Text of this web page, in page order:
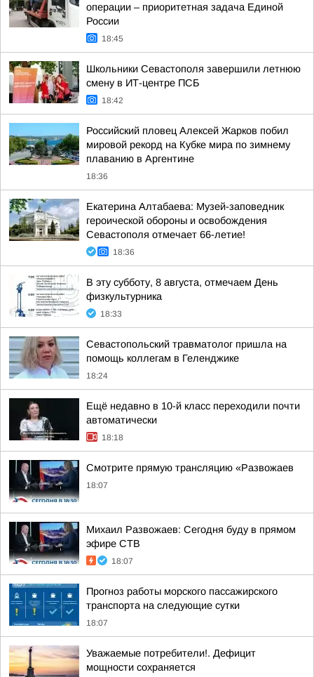
операции – приоритетная задача Единой
России
18:45
Школьники Севастополя завершили летнюю
смену в ИТ-центре ПСБ
18:42
Российский пловец Алексей Жарков побил
мировой рекорд на Кубке мира по зимнему
плаванию в Аргентине
18:36
Екатерина Алтабаева: Музей-заповедник
героической обороны и освобождения
Севастополя отмечает 66-летие!
18:36
В эту субботу, 8 августа, отмечаем День
физкультурника
18:33
Севастопольский травматолог пришла на
помощь коллегам в Геленджике
18:24
Ещё недавно в 10-й класс переходили почти
автоматически
18:18
Смотрите прямую трансляцию «Развожаев
18:07
Михаил Развожаев: Сегодня буду в прямом
эфире СТВ
18:07
Прогноз работы морского пассажирского
транспорта на следующие сутки
18:07
Уважаемые потребители!. Дефицит
мощности сохраняется